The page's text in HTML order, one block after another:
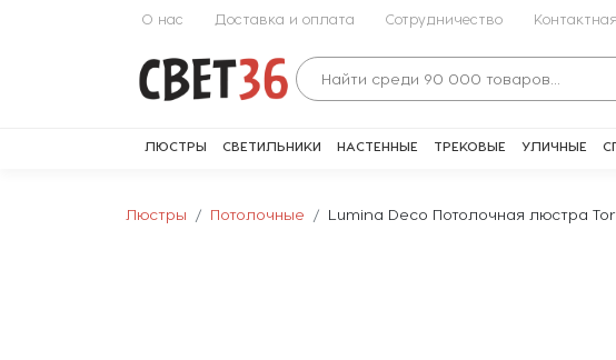
О нас Доставка и оплата Сотрудничество
ЛЮСТРЫ СВЕТИЛЬНИКИ НАСТЕННЫЕ ТРЕКОВЫЕ УЛИЧНЫЕ
Люстры Потолочные Lumina Deco Потолочная люстра